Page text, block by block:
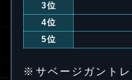
3位
4位
5位
※サベージガントレ